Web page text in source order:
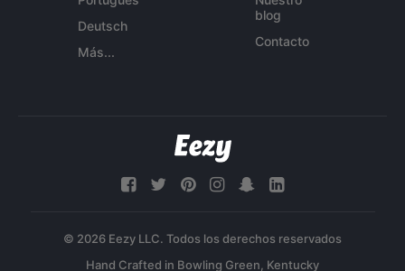
Deutsch
Más...
blog
Contacto
© 2026 Eezy LLC. Todos los derechos reservados